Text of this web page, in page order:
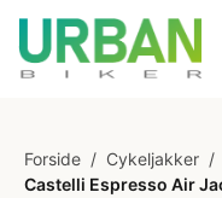
Forside / Cykeljakker /
Castelli Espresso Air